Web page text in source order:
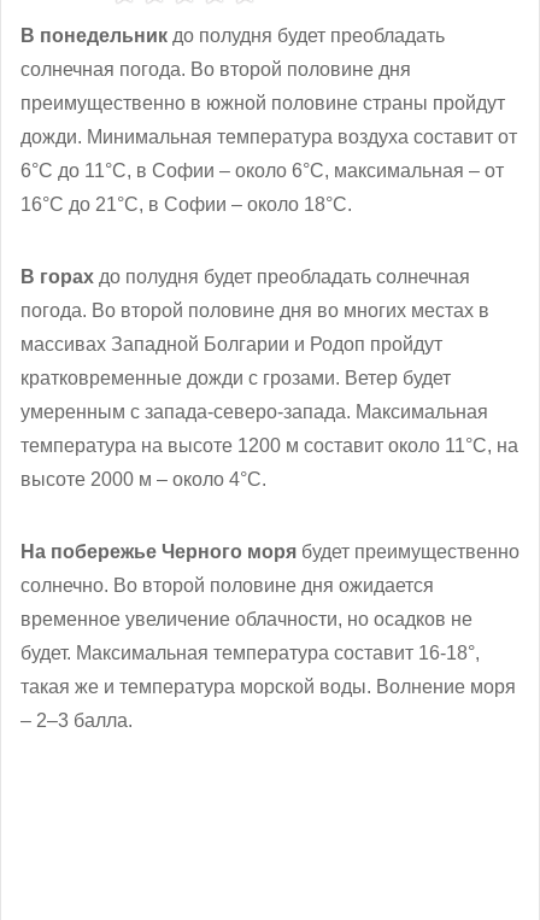
В понедельник до полудня будет преобладать
солнечная погода. Во второй половине дня
преимущественно в южной половине страны пройдут
дожди. Минимальная температура воздуха составит от
6°С до 11°С, в Софии – около 6°С, максимальная – от
16°С до 21°С, в Софии – около 18°С.
В горах до полудня будет преобладать солнечная
погода. Во второй половине дня во многих местах в
массивах Западной Болгарии и Родоп пройдут
кратковременные дожди с грозами. Ветер будет
умеренным с запада-северо-запада. Максимальная
температура на высоте 1200 м составит около 11°С, на
высоте 2000 м – около 4°С.
На побережье Черного моря будет преимущественно
солнечно. Во второй половине дня ожидается
временное увеличение облачности, но осадков не
будет. Максимальная температура составит 16-18°,
такая же и температура морской воды. Волнение моря
– 2–3 балла.